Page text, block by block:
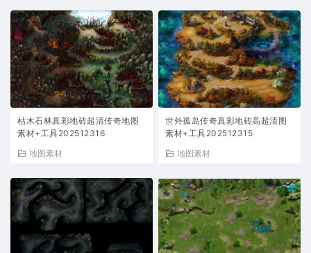
枯木石林真彩地砖超清传奇地图
素材+工具202512316
地图素材
世外孤岛传奇真彩地砖高超清图
素材+工具202512315
地图素材